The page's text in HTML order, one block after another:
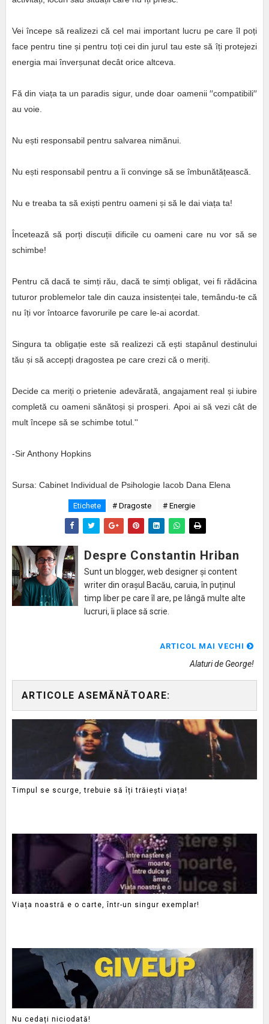
Vei începe să realizezi că cel mai important lucru pe care îl poți
face pentru tine și pentru toți cei din jurul tau este să îți protejezi
energia mai înverșunat decât orice altceva.
Fă din viața ta un paradis sigur, unde doar oamenii ′′compatibili′′
au voie.
Nu ești responsabil pentru salvarea nimănui.
Nu ești responsabil pentru a îi convinge să se îmbunătățească.
Nu e treaba ta să exiști pentru oameni și să le dai viața ta!
Încetează să porți discuții dificile cu oameni care nu vor să se
schimbe!
Pentru că dacă te simți rău, dacă te simți obligat, vei fi rădăcina
tuturor problemelor tale din cauza insistenței tale, temându-te că
nu îți vor întoarce favorurile pe care le-ai acordat.
Singura ta obligație este să realizezi că ești stapânul destinului
tău și să accepți dragostea pe care crezi că o meriți.
Decide ca meriți o prietenie adevărată, angajament real și iubire
completă cu oameni sănătoși și prosperi. Apoi ai să vezi cât de
mult începe să se schimbe totul.''
-Sir Anthony Hopkins
Sursa: Cabinet Individual de Psihologie Iacob Dana Elena
Etichete # Dragoste # Energie
Despre Constantin Hriban
Sunt un blogger, web designer și content
writer din orașul Bacău, caruia, în puținul
timp liber pe care îl are, pe lângă multe alte
lucruri, îi place să scrie.
ARTICOL MAI VECHI
Alaturi de George!
ARTICOLE ASEMĂNĂTOARE:
Timpul se scurge, trebuie să îți trăiești viața!
Viața noastră e o carte, într-un singur exemplar!
Nu cedați niciodată!